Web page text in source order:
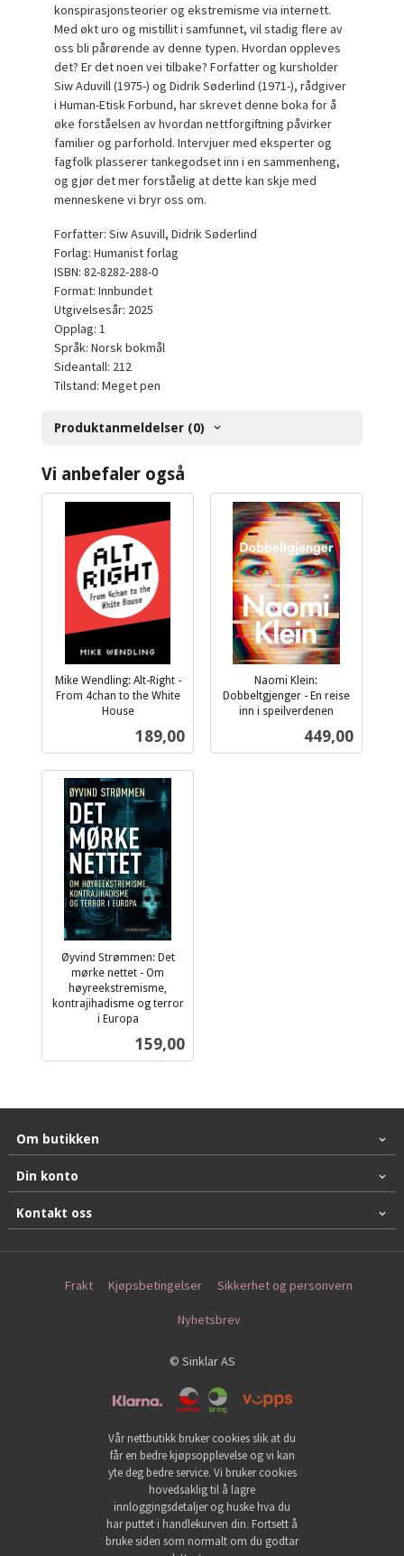
konspirasjonsteorier og ekstremisme via internett.
Med økt uro og mistillit i samfunnet, vil stadig flere av
oss bli pårørende av denne typen. Hvordan oppleves
det? Er det noen vei tilbake? Forfatter og kursholder
Siw Aduvill (1975-) og Didrik Søderlind (1971-), rådgiver
i Human-Etisk Forbund, har skrevet denne boka for å
øke forståelsen av hvordan nettforgiftning påvirker
familier og parforhold. Intervjuer med eksperter og
fagfolk plasserer tankegodset inn i en sammenheng,
og gjør det mer forståelig at dette kan skje med
menneskene vi bryr oss om.
Forfatter: Siw Asuvill, Didrik Søderlind
Forlag: Humanist forlag
ISBN: 82-8282-288-0
Format: Innbundet
Utgivelsesår: 2025
Opplag: 1
Språk: Norsk bokmål
Sideantall: 212
Tilstand: Meget pen
Produktanmeldelser (0)
Vi anbefaler også
Mike Wendling: Alt-Right -
From 4chan to the White
House
Pris
189,00
Naomi Klein:
Dobbeltgjenger - En reise
inn i speilverdenen
Pris
449,00
Øyvind Strømmen: Det
mørke nettet - Om
høyreekstremisme,
kontrajihadisme og terror
i Europa
Pris
159,00
Om butikken
Din konto
Kontakt oss
Frakt Kjøpsbetingelser Sikkerhet og personvern
Nyhetsbrev
© Sinklar AS
Vår nettbutikk bruker cookies slik at du
får en bedre kjøpsopplevelse og vi kan
yte deg bedre service. Vi bruker cookies
hovedsaklig til å lagre
innloggingsdetaljer og huske hva du
har puttet i handlekurven din. Fortsett å
bruke siden som normalt om du godtar